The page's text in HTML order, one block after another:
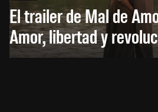
El trailer de Mal de
Amor, libertad y